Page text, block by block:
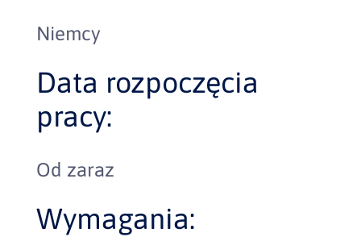
Niemcy
Data rozpoczęcia
pracy:
Od zaraz
Wymagania: